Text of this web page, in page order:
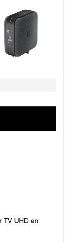
Sans engagement
TV UHD en